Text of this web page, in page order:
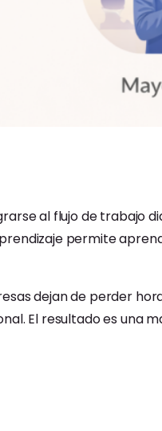
al flujo de trabajo
permite
dejan de perder
El resultado es una